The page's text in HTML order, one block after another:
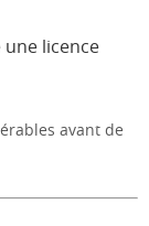
une licence
avant de